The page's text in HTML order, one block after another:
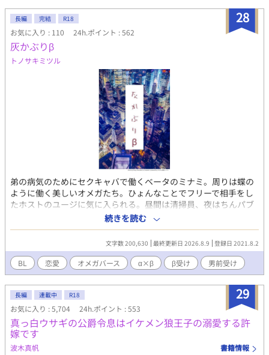
になった。だが子供が成長するにつれ少しずつ二人の関係に変化
が訪れる。 アルファ性が強すぎて愛情を与えられなかった孤独な
アルファ×オメガ性を失いベータと偽っていた欠陥オメガ ●オメ
ガバースの話になります。かなり独自の設定を盛り込んでいま
す。 ●最終話まで執筆済み（全47話）。完結保障。毎日更新。
●Rシーンには※つけてます。
28
長編 完結 R18
お気に入り : 110 24h.ポイント : 562
灰かぶりβ
トノサキミツル
弟の病気のためにセクキャバで働くベータのミナミ。周りは蝶の
ように働く美しいオメガたち。ひょんなことでフリーで相手をし
たホストのユージに気に入られる。昼間は清掃員、夜はちんパブ
で働きながらも懸命に生きるミナミ。 執着末っ子×強気長男、
α×β ※オメガバースです ※結構重いです 不定期更新です
続きを読む
文字数 200,630 最終更新日 2026.8.9 登録日 2021.8.2
BL 恋愛 オメガバース α×β β受け 男前受け
29
長編 連載中 R18
お気に入り : 5,704 24h.ポイント : 553
真っ白ウサギの公爵令息はイケメン狼王子の溺愛する許
嫁です
波木真帆 書籍情報